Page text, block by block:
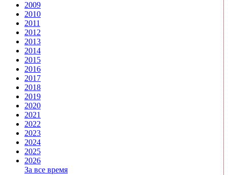
2009
2010
2011
2012
2013
2014
2015
2016
2017
2018
2019
2020
2021
2022
2023
2024
2025
2026
За все время